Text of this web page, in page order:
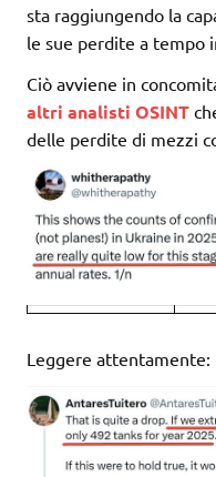
sta raggiungendo la
le sue perdite a tempo
Ciò avviene in
altri analisti OSINT
delle perdite di mezzi
Leggere attentamente: